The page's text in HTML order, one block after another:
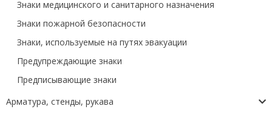
Знаки медицинского и санитарного назначения
Знаки пожарной безопасности
Знаки, используемые на путях эвакуации
Предупреждающие знаки
Предписывающие знаки
Арматура, стенды, рукава